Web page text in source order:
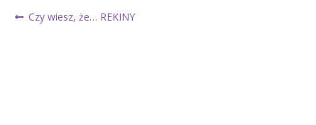
Nawigacja
Poprzedni
Czy wiesz, że… REKINY